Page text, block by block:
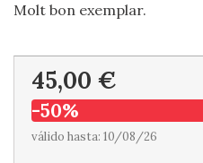
Molt bon exemplar.
45,00 €
-50%
válido hasta: 10/08/26